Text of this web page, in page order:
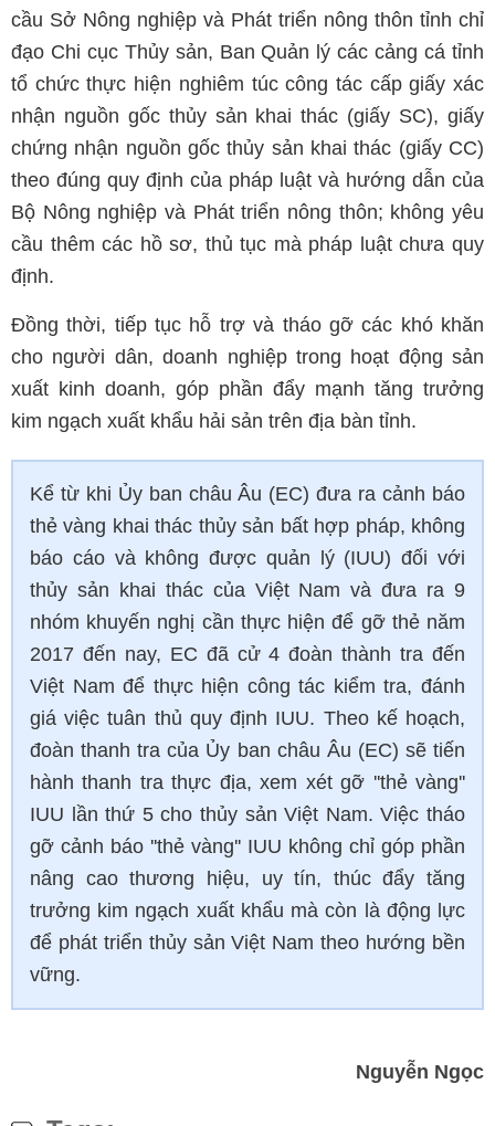
cầu Sở Nông nghiệp và Phát triển nông thôn tỉnh chỉ
đạo Chi cục Thủy sản, Ban Quản lý các cảng cá tỉnh
tổ chức thực hiện nghiêm túc công tác cấp giấy xác
nhận nguồn gốc thủy sản khai thác (giấy SC), giấy
chứng nhận nguồn gốc thủy sản khai thác (giấy CC)
theo đúng quy định của pháp luật và hướng dẫn của
Bộ Nông nghiệp và Phát triển nông thôn; không yêu
cầu thêm các hồ sơ, thủ tục mà pháp luật chưa quy
định.
Đồng thời, tiếp tục hỗ trợ và tháo gỡ các khó khăn
cho người dân, doanh nghiệp trong hoạt động sản
xuất kinh doanh, góp phần đẩy mạnh tăng trưởng
kim ngạch xuất khẩu hải sản trên địa bàn tỉnh.
Kể từ khi Ủy ban châu Âu (EC) đưa ra cảnh báo
thẻ vàng khai thác thủy sản bất hợp pháp, không
báo cáo và không được quản lý (IUU) đối với
thủy sản khai thác của Việt Nam và đưa ra 9
nhóm khuyến nghị cần thực hiện để gỡ thẻ năm
2017 đến nay, EC đã cử 4 đoàn thành tra đến
Việt Nam để thực hiện công tác kiểm tra, đánh
giá việc tuân thủ quy định IUU. Theo kế hoạch,
đoàn thanh tra của Ủy ban châu Âu (EC) sẽ tiến
hành thanh tra thực địa, xem xét gỡ ''thẻ vàng''
IUU lần thứ 5 cho thủy sản Việt Nam. Việc tháo
gỡ cảnh báo ''thẻ vàng'' IUU không chỉ góp phần
nâng cao thương hiệu, uy tín, thúc đẩy tăng
trưởng kim ngạch xuất khẩu mà còn là động lực
để phát triển thủy sản Việt Nam theo hướng bền
vững.
Nguyễn Ngọc